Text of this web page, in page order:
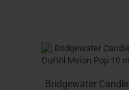
Bridgewater Candle